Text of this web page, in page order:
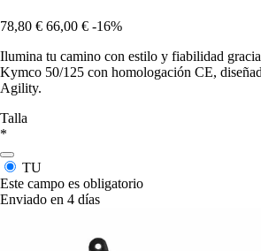
78,80 € 66,00 € -16%
Ilumina tu camino con estilo y fiabilidad
Kymco 50/125 con homologación CE,
Agility.
Talla
*
TU
Este campo es obligatorio
Enviado en 4 días